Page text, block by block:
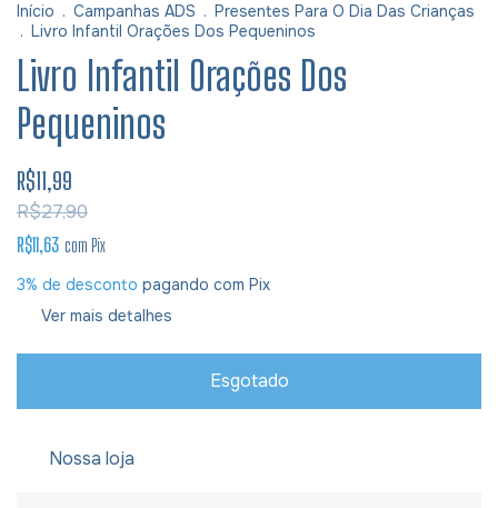
Início . Campanhas ADS . Presentes Para O Dia Das Crianças
. Livro Infantil Orações Dos Pequeninos
Livro Infantil Orações Dos
Pequeninos
R$11,99
R$27,90
R$11,63 com Pix
3% de desconto pagando com Pix
Ver mais detalhes
Nossa loja